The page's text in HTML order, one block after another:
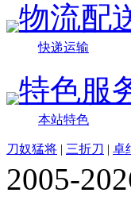
物流配
快递运输
特色服
本站特色
刀奴猛将 | 三折刀 | 卓
2005-